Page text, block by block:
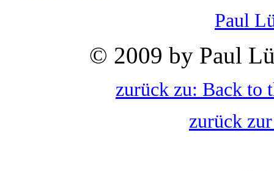
Paul
© 2009 by Paul
zurück zu: Back to
zurück